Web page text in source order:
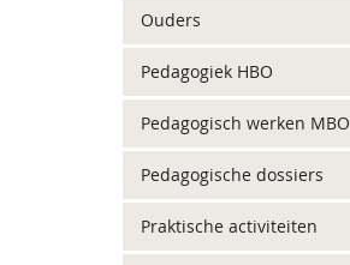
Ouders
Pedagogiek HBO
Pedagogisch werken MBO
Pedagogische dossiers
Praktische activiteiten